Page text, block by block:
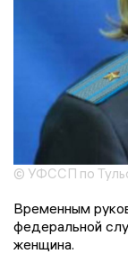
© УФССП по
Временным
федеральной
женщина.